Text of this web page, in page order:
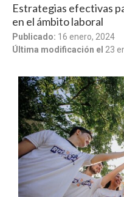
Estrategias efectivas
en el ámbito laboral
Publicado: 16 enero, 2024
Última modificación el 23